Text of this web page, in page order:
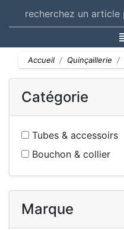
Accueil Quinçaillerie
Catégorie
Tubes & accessoirs
Bouchon & collier
Marque